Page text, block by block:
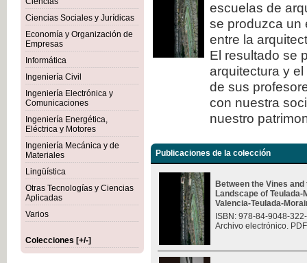
Ciencias Sociales y Jurídicas
Economía y Organización de
Empresas
Informática
Ingeniería Civil
Ingeniería Electrónica y
Comunicaciones
Ingeniería Energética,
Eléctrica y Motores
Ingeniería Mecánica y de
Materiales
Lingüística
Otras Tecnologías y Ciencias
Aplicadas
Varios
Colecciones [+/-]
escuelas de
se produzca un
entre la
El resultado se
arquitectura y
de sus
con nuestra
nuestro
Publicaciones de la colección
Between the Vines
Landscape of
Valencia-Teulada-
ISBN: 978-84-9048-
Archivo electrónico.